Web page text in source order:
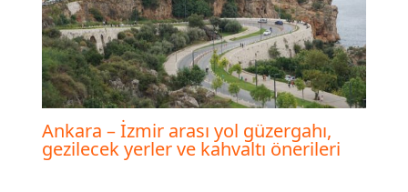
Ankara – İzmir arası yol güzergahı,
gezilecek yerler ve kahvaltı önerileri